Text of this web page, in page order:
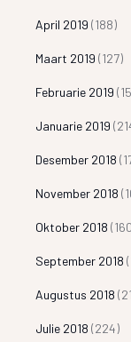
April 2019 (188)
Maart 2019 (127)
Februarie 2019
Januarie 2019
Desember 2018
November 2018
Oktober 2018
September 2018
Augustus 2018
Julie 2018 (224)